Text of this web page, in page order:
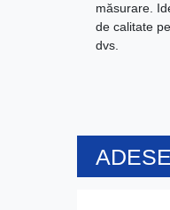
măsurare.
de calitate
dvs.